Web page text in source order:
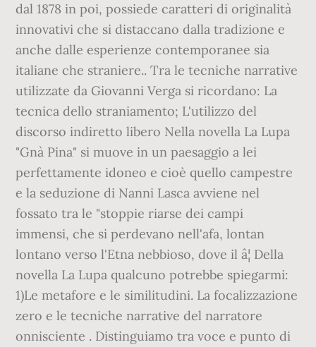
dal 1878 in poi, possiede caratteri di originalità
innovativi che si distaccano dalla tradizione e
anche dalle esperienze contemporanee sia
italiane che straniere.. Tra le tecniche narrative
utilizzate da Giovanni Verga si ricordano: La
tecnica dello straniamento; L'utilizzo del
discorso indiretto libero Nella novella La Lupa
"Gnà Pina" si muove in un paesaggio a lei
perfettamente idoneo e cioè quello campestre
e la seduzione di Nanni Lasca avviene nel
fossato tra le "stoppie riarse dei campi
immensi, che si perdevano nell'afa, lontan
lontano verso l'Etna nebbioso, dove il â¦ Della
novella La Lupa qualcuno potrebbe spiegarmi:
1)Le metafore e le similitudini. La focalizzazione
zero e le tecniche narrative del narratore
onnisciente . Distinguiamo tra voce e punto di